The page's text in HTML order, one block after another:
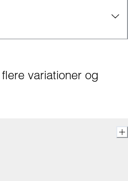
variationer og